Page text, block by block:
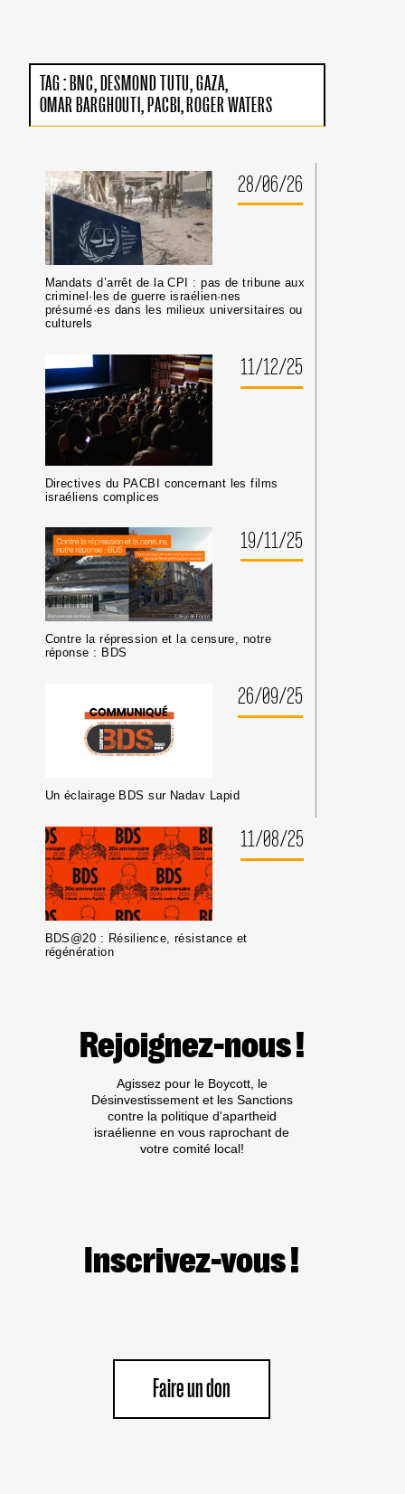
(DITS
« ÉTATS
DU
CESSER
DE
SE
RENDRE
COMPLICES
DE
TRANSFERTS
MARITIMES
ILLÉGAUX
D’ISRAËL.
MOUVEMENT
BDS
:
2024
TAG : BNC DESMOND TUTU GAZA
OMAR BARGHOUTI PACBI ROGER WATERS
28/06/26
Mandats d’arrêt de la CPI : pas de tribune aux
criminel·les de guerre israélien·nes
présumé·es dans les milieux universitaires ou
culturels
11/12/25
Directives du PACBI concernant les films
israéliens complices
19/11/25
Contre la répression et la censure, notre
réponse : BDS
26/09/25
Un éclairage BDS sur Nadav Lapid
11/08/25
BDS@20 : Résilience, résistance et
régénération
Rejoignez-nous !
Agissez pour le Boycott, le
Désinvestissement et les Sanctions
contre la politique d'apartheid
israélienne en vous raprochant de
votre comité local!
Inscrivez-vous !
Faire un don